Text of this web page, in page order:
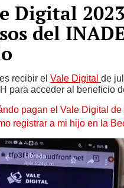
Digital
del
recibir el Vale Digital de
para acceder al beneficio
pagan el Vale Digital
registrar a mi hijo en la